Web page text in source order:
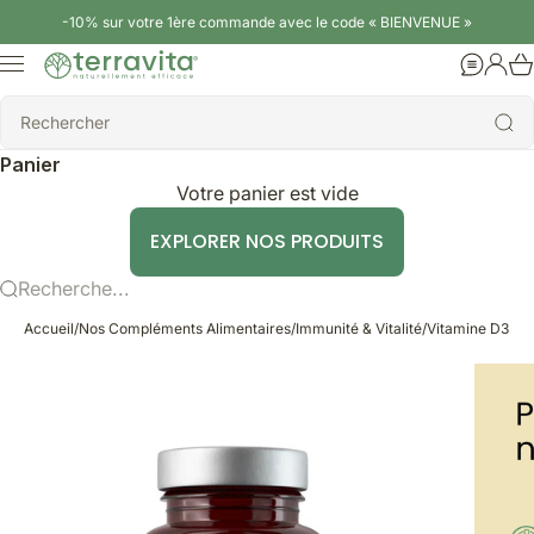
Passer au contenu
-10% sur votre 1ère commande avec le code « BIENVENUE »
Terravita
Rechercher
Rechercher
Menu Aide
Panier
Votre panier est vide
EXPLORER NOS PRODUITS
Recherche...
Accueil/Nos Compléments Alimentaires/Immunité & Vitalité/Vitamine D3